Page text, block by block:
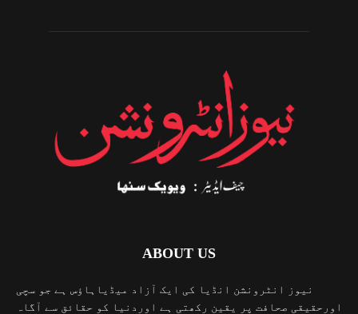
ABOUT US
نیوز انٹرونشن انڈیا کی ایک آزاد میڈیاہاؤس ہے جو سچی
اورحقیقی صحافت پر یقین رکھتی ہے اوردنیا کو حقائق سے آگاہ